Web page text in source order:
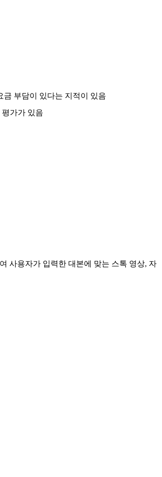
금 부담이 있다는 지적이 있음
가가 있음
사용자가 입력한 대본에 맞는 스톡 영상, 자